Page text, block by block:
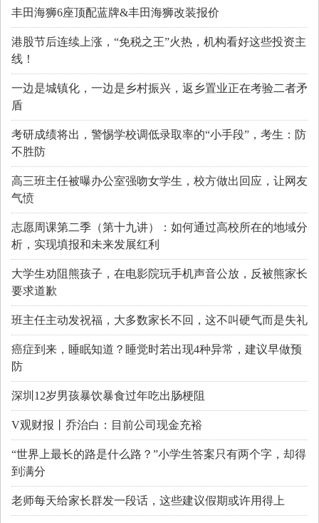
丰田海狮6座顶配蓝牌&丰田海狮改装报价
港股节后连续上涨，“免税之王”火热，机构看好这些投资主
线！
一边是城镇化，一边是乡村振兴，返乡置业正在考验二者矛
盾
考研成绩将出，警惕学校调低录取率的“小手段”，考生：防
不胜防
高三班主任被曝办公室强吻女学生，校方做出回应，让网友
气愤
志愿周课第二季（第十九讲）：如何通过高校所在的地域分
析，实现填报和未来发展红利
大学生劝阻熊孩子，在电影院玩手机声音公放，反被熊家长
要求道歉
班主任主动发祝福，大多数家长不回，这不叫硬气而是失礼
癌症到来，睡眠知道？睡觉时若出现4种异常，建议早做预
防
深圳12岁男孩暴饮暴食过年吃出肠梗阻
V观财报丨乔治白：目前公司现金充裕
“世界上最长的路是什么路？”小学生答案只有两个字，却得
到满分
老师每天给家长群发一段话，这些建议假期或许用得上